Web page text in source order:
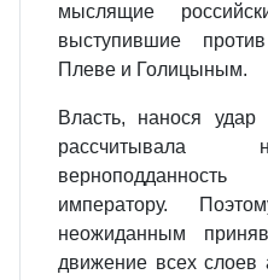
мыслящие
выступившие
Плеве и Голицыным.
Власть, нанося
рассчитывала
императору.
неожиданным
движение всех слоев